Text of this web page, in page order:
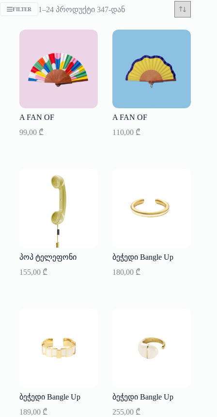
FILTER 1–24 პროდუქტი 347-დანSorted
A FAN OF
99,00 ₾
A FAN OF
110,00 ₾
პოპ ტელეფონი
155,00 ₾
ბეჭედი Bangle Up
180,00 ₾
ბეჭედი Bangle Up
189,00 ₾
ბეჭედი Bangle Up
255,00 ₾